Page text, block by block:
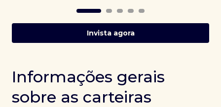
Invista agora
Informações gerais
sobre as carteiras